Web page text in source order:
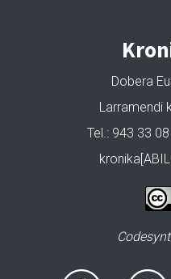
Dobera
Larramendi
Tel.: 943 33